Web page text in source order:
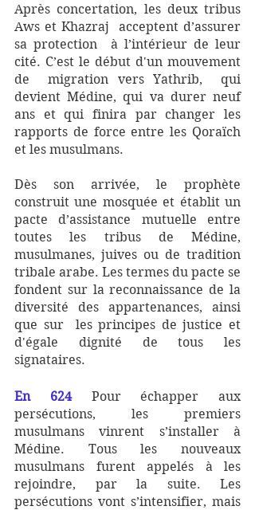
Après concertation, les deux tribus
Aws et Khazraj  acceptent d’assurer
sa protection  à l’intérieur de leur
cité. C’est le début d'un mouvement
de  migration vers Yathrib,  qui
devient Médine, qui va durer neuf
ans et qui finira par changer les
rapports de force entre les Qoraïch
et les musulmans.
Dès son arrivée, le prophète
construit une mosquée et établit un
pacte d’assistance mutuelle entre
toutes les tribus de Médine,
musulmanes, juives ou de tradition
tribale arabe. Les termes du pacte se
fondent sur la reconnaissance de la
diversité des appartenances, ainsi
que sur  les principes de justice et
d'égale dignité de tous les
signataires.
En 624 Pour échapper aux
persécutions, les premiers
musulmans vinrent s’installer à
Médine. Tous les nouveaux
musulmans furent appelés à les
rejoindre, par la suite. Les
persécutions vont s’intensifier, mais